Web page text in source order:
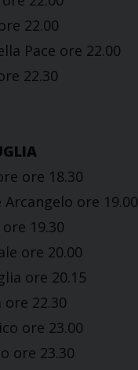
22.00
Pace ore 22.00
22.30
ore 18.30
Arcangelo ore 19.00
19.30
ore 20.00
ore 20.15
22.30
ore 23.00
ore 23.30